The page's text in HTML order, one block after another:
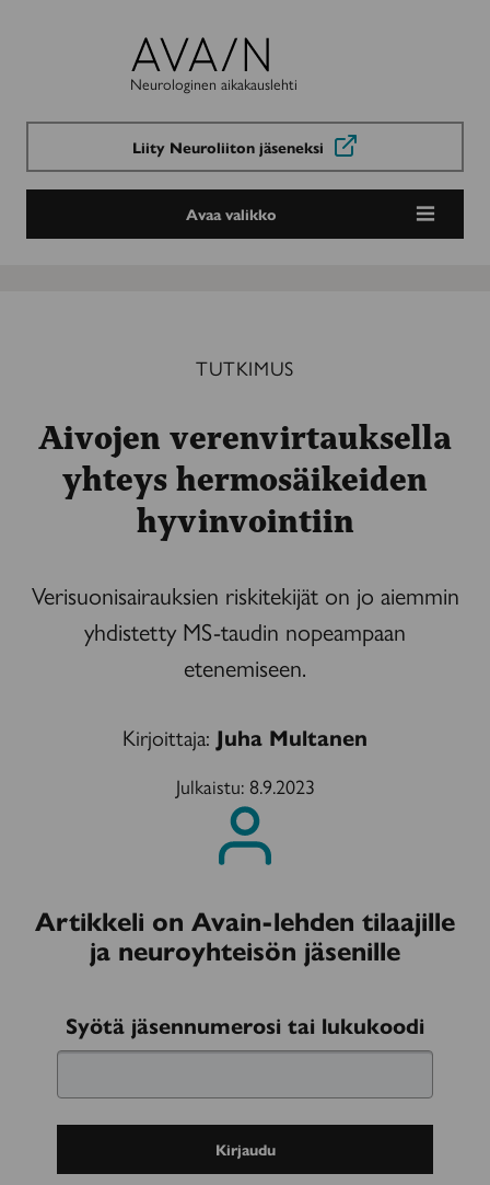
Avain-
lehti
Neurologinen aikakauslehti
Liity Neuroliiton jäseneksi
Avaa valikko
TUTKIMUS
Aivojen verenvirtauksella
yhteys hermosäikeiden
hyvinvointiin
Verisuonisairauksien riskitekijät on jo aiemmin
yhdistetty MS-taudin nopeampaan
etenemiseen.
Kirjoittaja: Juha Multanen
Julkaistu: 8.9.2023
Artikkeli on Avain-lehden tilaajille
ja neuroyhteisön jäsenille
Kirjaudu
sisään
Syötä jäsennumerosi tai lukukoodi